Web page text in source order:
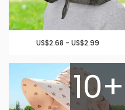
US$2.68 - US$2.99
10+